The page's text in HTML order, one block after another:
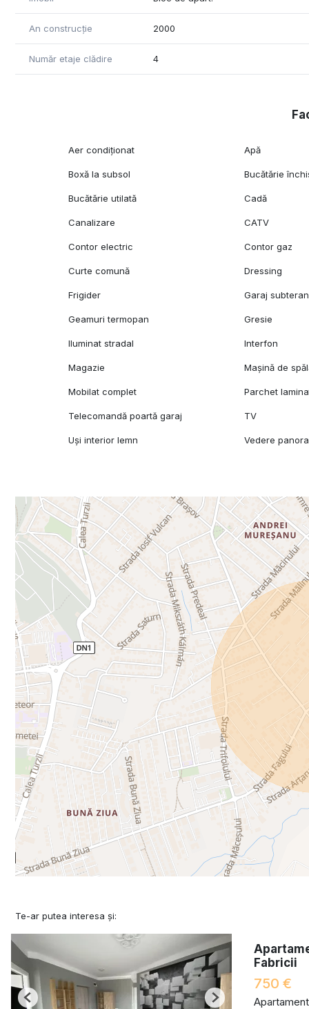
An construcție 2000
Număr etaje clădire 4
Aer condiționat Apă
Boxă la subsol Bucătărie
Bucătărie utilată Cadă
Canalizare CATV
Contor electric Contor gaz
Curte comună Dressing
Frigider Garaj subteran
Geamuri termopan Gresie
Iluminat stradal Interfon
Magazie Mașină de
Mobilat complet Parchet
Telecomandă poartă garaj TV
Uși interior lemn Vedere
Te-ar putea interesa și:
Previous Next
Fabricii
750 €